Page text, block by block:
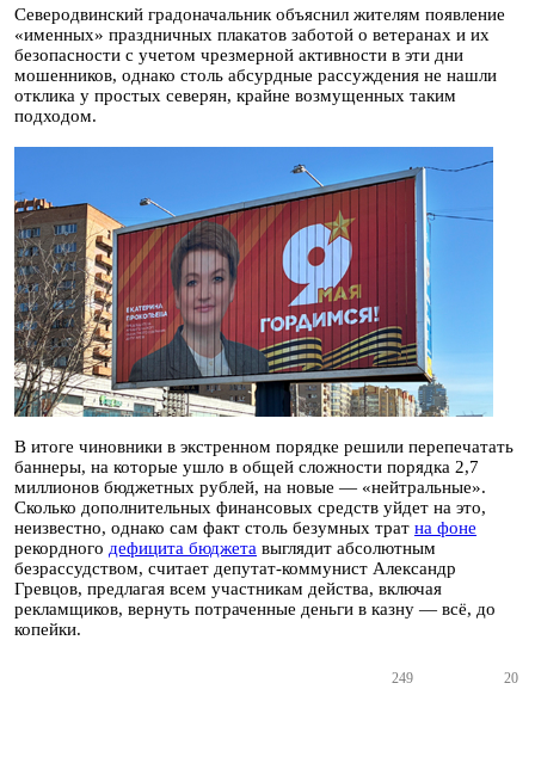
Северодвинский градоначальник объяснил жителям появление
«именных» праздничных плакатов заботой о ветеранах и их
безопасности с учетом чрезмерной активности в эти дни
мошенников, однако столь абсурдные рассуждения не нашли
отклика у простых северян, крайне возмущенных таким
подходом.
В итоге чиновники в экстренном порядке решили перепечатать
баннеры, на которые ушло в общей сложности порядка 2,7
миллионов бюджетных рублей, на новые — «нейтральные».
Сколько дополнительных финансовых средств уйдет на это,
неизвестно, однако сам факт столь безумных трат на фоне
рекордного дефицита бюджета выглядит абсолютным
безрассудством, считает депутат-коммунист Александр
Гревцов, предлагая всем участникам действа, включая
рекламщиков, вернуть потраченные деньги в казну — всё, до
копейки.
249 20